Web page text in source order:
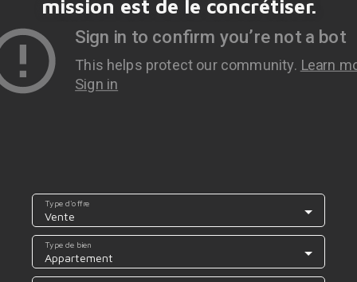
mission est de le concrétiser.
Vente
Type d'offre
Appartement
Type de bien